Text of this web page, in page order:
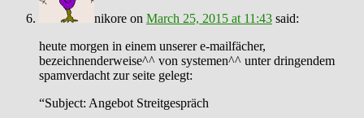
nikore on March 25, 2015 at 11:43 said:
heute morgen in einem unserer e-mailfächer,
bezeichnenderweise^^ von systemen^^ unter dringendem
spamverdacht zur seite gelegt:
“Subject: Angebot Streitgespräch